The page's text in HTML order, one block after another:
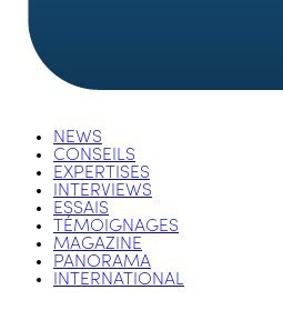
NEWS
CONSEILS
EXPERTISES
INTERVIEWS
ESSAIS
TÉMOIGNAGES
MAGAZINE
PANORAMA
INTERNATIONAL